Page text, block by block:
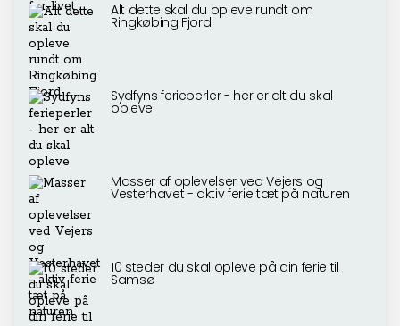
Alt dette skal du opleve rundt om
Ringkøbing Fjord
Sydfyns ferieperler - her er alt du skal
opleve
Masser af oplevelser ved Vejers og
Vesterhavet - aktiv ferie tæt på naturen
10 steder du skal opleve på din ferie til
Samsø